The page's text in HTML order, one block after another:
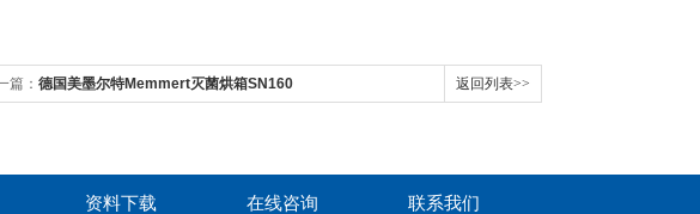
篇： 德国美墨尔特Memmert灭菌烘箱SN160 返回列表>>
资料下载 在线咨询 联系我们